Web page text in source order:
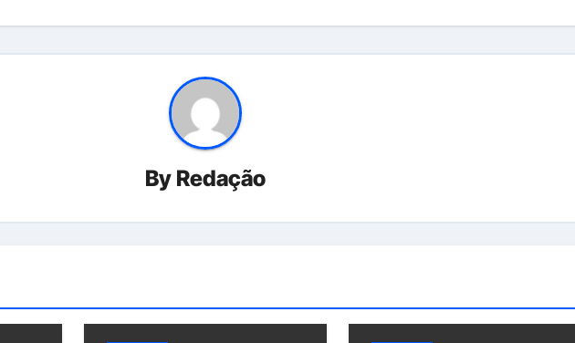
By Redação